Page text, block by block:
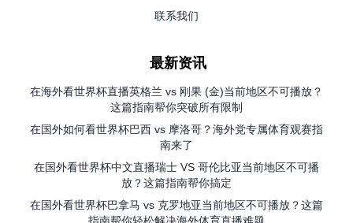
联系我们
最新资讯
在海外看世界杯直播英格兰 vs 刚果 (金)当前地区不可播放？
这篇指南帮你突破所有限制
在国外如何看世界杯巴西 vs 摩洛哥？海外党专属体育观赛指
南来了
在国外看世界杯中文直播瑞士 VS 哥伦比亚当前地区不可播
放？这篇指南帮你搞定
在国外看世界杯巴拿马 vs 克罗地亚当前地区不可播放？这篇